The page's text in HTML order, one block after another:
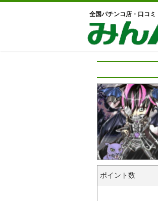
全国パチンコ店・口コ
ポイント数